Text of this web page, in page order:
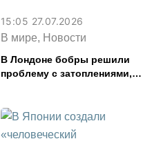
15:05 27.07.2026
В мире, Новости
В Лондоне бобры решили
проблему с затоплениями,